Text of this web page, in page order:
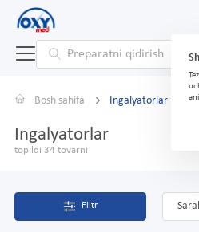
Bosh sahifa Ingalyatorlar
Ingalyatorlar
topildi 34 tovarni
Filtr